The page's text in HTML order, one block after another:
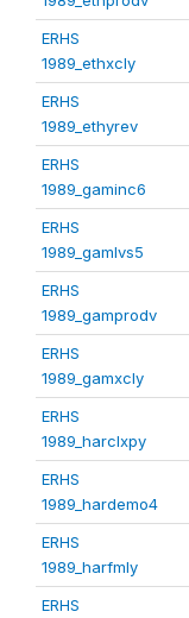
ERHS
1989_ethxcly
ERHS
1989_ethyrev
ERHS
1989_gaminc6
ERHS
1989_gamlvs5
ERHS
1989_gamprodv
ERHS
1989_gamxcly
ERHS
1989_harclxpy
ERHS
1989_hardemo4
ERHS
1989_harfmly
ERHS